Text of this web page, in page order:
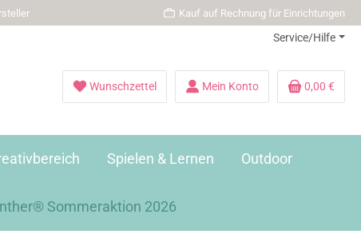
Kauf auf Rechnung für Einrichtungen
Service/Hilfe
Wunschzettel Mein Konto 0,00 €
Spielen & Lernen Outdoor
Sommeraktion 2026